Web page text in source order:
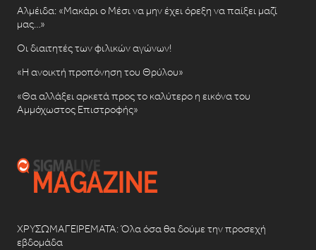
Αλμέιδα: «Μακάρι ο Μέσι να μην έχει όρεξη να παίξει μαζί
μας…»
Οι διαιτητές των φιλικών αγώνων!
«Η ανοικτή προπόνηση του Θρύλου»
«Θα αλλάξει αρκετά προς το καλύτερο η εικόνα του
Αμμόχωστος Επιστροφής»
ΧΡΥΣΩΜΑΓΕΙΡΕΜΑΤΑ: Όλα όσα θα δούμε την προσεχή
εβδομάδα